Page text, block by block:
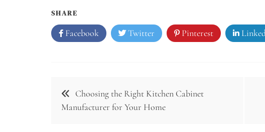
SHARE
Facebook Twitter Pinterest
Post
navigation
Choosing the Right Kitchen Cabinet
Manufacturer for Your Home